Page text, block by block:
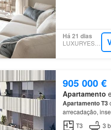
Há 21 dias
LUXURYESTATE
905 000 €
Apartamento
ApartamentoT3
arrecadação,
por 116 unidades
T3 3